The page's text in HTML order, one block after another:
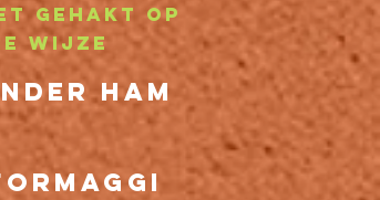
gehakt op
wijze
ham